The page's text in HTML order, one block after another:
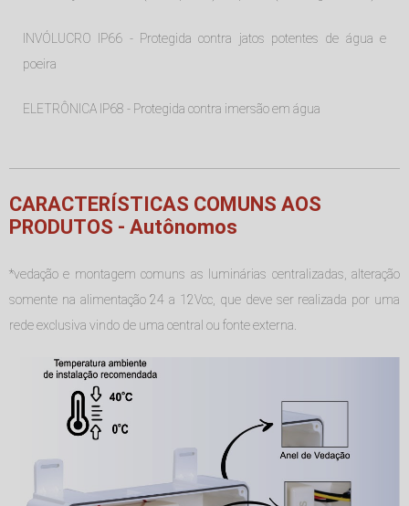
INVÓLUCRO IP66 - Protegida contra jatos potentes de água e
poeira
ELETRÔNICA IP68 - Protegida contra imersão em água
CARACTERÍSTICAS COMUNS AOS
PRODUTOS - Autônomos
*vedação e montagem comuns as luminárias centralizadas, alteração
somente na alimentação 24 a 12Vcc, que deve ser realizada por uma
rede exclusiva vindo de uma central ou fonte externa.